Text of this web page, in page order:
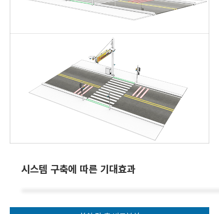
시스템 구축에 따른 기대효과